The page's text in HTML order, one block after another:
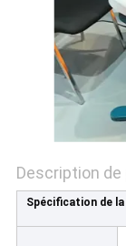
AFFAIRES
UN DEVIS
PLAN
DU
Description de
Spécification de